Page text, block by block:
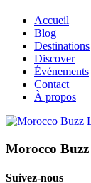
Accueil
Blog
Destinations
Discover
Événements
Contact
À propos
Morocco Buzz
Suivez-nous